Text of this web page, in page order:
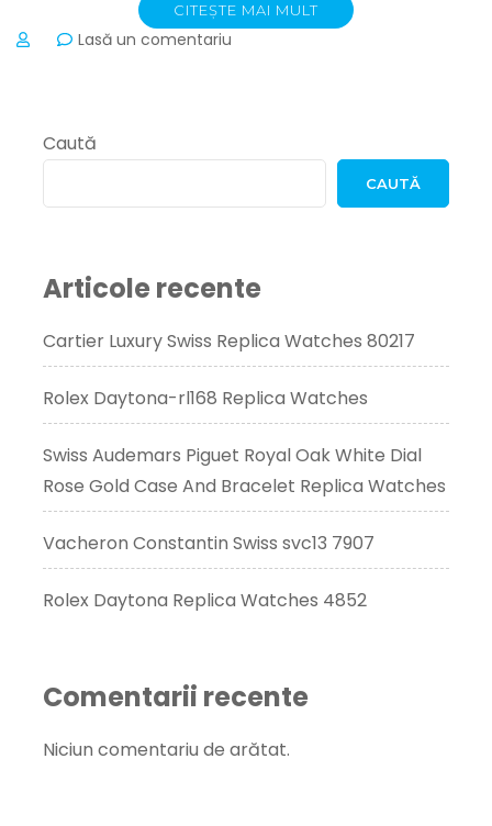
CITEȘTE MAI MULT
Lasă un comentariu
White
Tachymeter
Caută
CAUTĂ
Articole recente
Cartier Luxury Swiss Replica Watches 80217
Rolex Daytona-rl168 Replica Watches
Swiss Audemars Piguet Royal Oak White Dial
Rose Gold Case And Bracelet Replica Watches
Vacheron Constantin Swiss svc13 7907
Rolex Daytona Replica Watches 4852
Comentarii recente
Niciun comentariu de arătat.